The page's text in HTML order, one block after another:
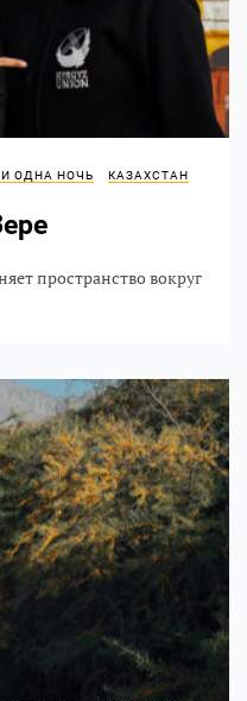
ОДНА НОЧЬ КАЗАХСТАН
пространство вокруг